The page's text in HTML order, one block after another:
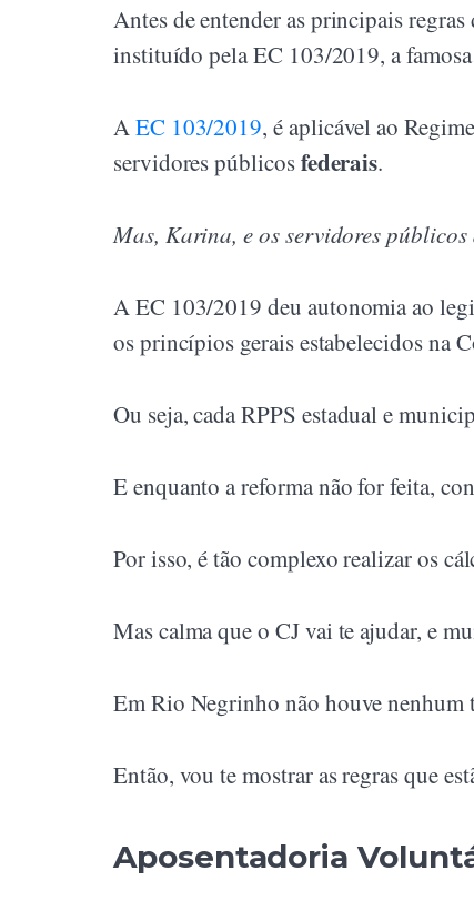
Antes de entender as principais
instituído pela EC 103/2019, a
A EC 103/2019, é aplicável ao
servidores públicosfederais.
Mas, Karina, e os servidores
A EC 103/2019 deu autonomia ao
os princípios gerais estabelecidos na
Ou seja, cada RPPS estadual e
E enquanto a reforma não for feita,
Por isso, é tão complexo realizar os
Mas calma que o CJ vai te ajudar, e
Em Rio Negrinho não houve nenhum
Então, vou te mostrar as regras que
Aposentadoria